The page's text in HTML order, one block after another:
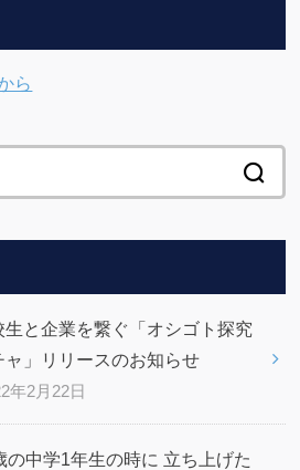
ら
生と企業を繋ぐ「オシゴト探究
ャ」リリースのお知らせ
年2月22日
の中学1年生の時に 立ち上げた